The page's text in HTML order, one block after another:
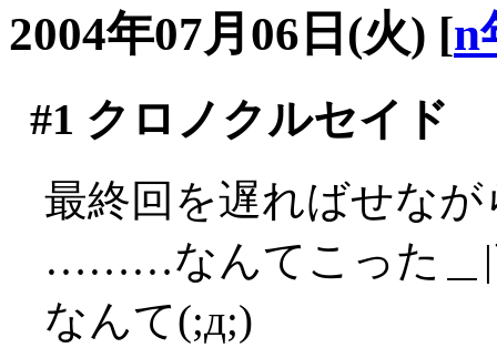
2004年07月06日(火) [n
#1 クロノクルセイド
最終回を遅ればせな
………なんてこった＿|
なんて(;д;)